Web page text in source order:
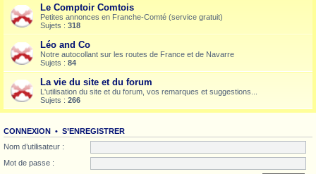
Le Comptoir Comtois
Petites annonces en Franche-Comté (service gratuit)
Sujets : 318
Léo and Co
Notre autocollant sur les routes de France et de Navarre
Sujets : 84
La vie du site et du forum
L'utilisation du site et du forum, vos remarques et suggestions...
Sujets : 266
CONNEXION • S’ENREGISTRER
Nom d’utilisateur :
Mot de passe :